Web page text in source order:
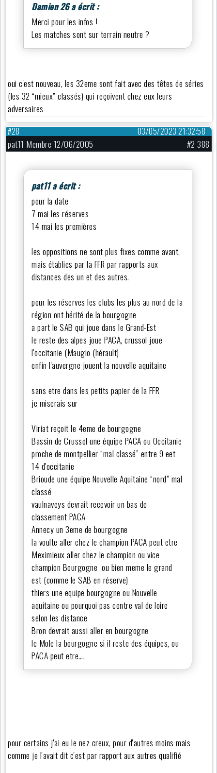
Damien 26 a écrit :
Merci pour les infos !
Les matches sont sur terrain neutre ?
oui c'est nouveau, les 32eme sont fait avec des têtes de séries
(les 32 “mieux” classés) qui reçoivent chez eux leurs
adversaires
03/05/2023 21:32:58
#28
pat11 Membre 12/06/2005 #2 388
pat11 a écrit :
pour la date
7 mai les réserves
14 mai les premières
les oppositions ne sont plus fixes comme avant,
mais établies par la FFR par rapports aux
distances des un et des autres.
pour les réserves les clubs les plus au nord de la
région ont hérité de la bourgogne
a part le SAB qui joue dans le Grand-Est
le reste des alpes joue PACA, crussol joue
l'occitanie (Maugio (hérault)
enfin l'auvergne jouent la nouvelle aquitaine
sans etre dans les petits papier de la FFR
je miserais sur
Viriat reçoit le 4eme de bourgogne
Bassin de Crussol une équipe PACA ou Occitanie
proche de montpellier “mal classé” entre 9 eet
14 d'occitanie
Brioude une équipe Nouvelle Aquitaine “nord” mal
classé
vaulnaveys devrait recevoir un bas de
classement PACA
Annecy un 3eme de bourgogne
la voulte aller chez le champion PACA peut etre
Meximieux aller chez le champion ou vice
champion Bourgogne ou bien meme le grand
est (comme le SAB en réserve)
thiers une equipe bourgogne ou Nouvelle
aquitaine ou pourquoi pas centre val de loire
selon les distance
Bron devrait aussi aller en bourgogne
le Mole la bourgogne si il reste des équipes, ou
PACA peut etre….
pour certains j'ai eu le nez creux, pour d'autres moins mais
comme je l'avait dit c'est par rapport aux autres qualifié